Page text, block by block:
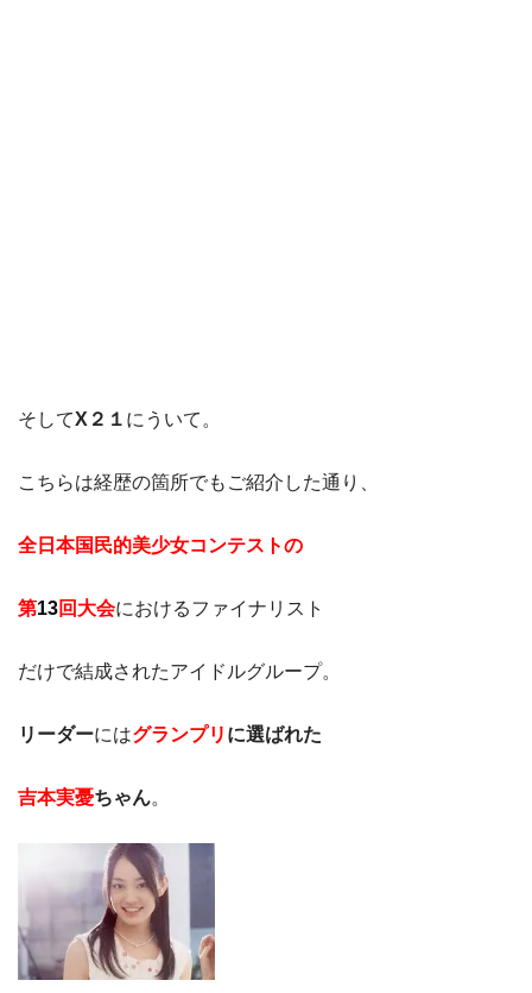
そしてX２１ にういて。
こちらは経歴の箇所でもご紹介した通り、
全日本国民的美少女コンテストの
第13回大会におけるファイナリスト
だけで結成されたアイドルグループ。
リーダーにはグランプリ に選ばれた
吉本実憂ちゃん。